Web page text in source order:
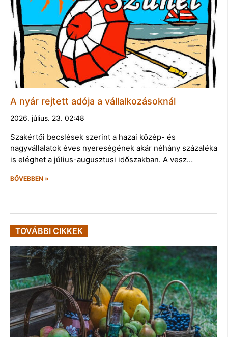
A nyár rejtett adója a vállalkozásoknál
2026. július. 23. 02:48
Szakértői becslések szerint a hazai közép- és
nagyvállalatok éves nyereségének akár néhány százaléka
is eléghet a július-augusztusi időszakban. A vesz…
BŐVEBBEN »
TOVÁBBI CIKKEK